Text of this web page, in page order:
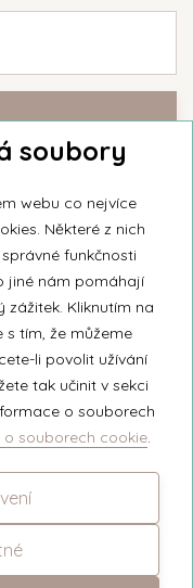
jako první informováni o
z rodinné firmy Unipar.
531
soubory
webu co nejvíce
Některé z nich
funkčnosti
jiné nám pomáhají
zážitek. Kliknutím na
s tím, že můžeme
li povolit užívání
tak učinit v sekci
o souborech
o souborech cookie.